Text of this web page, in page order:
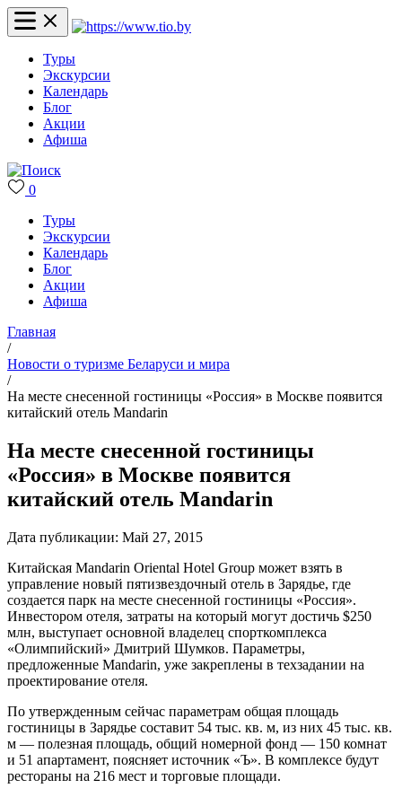
Туры
Экскурсии
Календарь
Блог
Акции
Афиша
0
Туры
Экскурсии
Календарь
Блог
Акции
Афиша
Главная
/
Новости о туризме Беларуси и мира
/
На месте снесенной гостиницы «Россия» в Москве появится
китайский отель Mandarin
На месте снесенной гостиницы
«Россия» в Москве появится
китайский отель Mandarin
Дата публикации: Май 27, 2015
Китайская Mandarin Oriental Hotel Group может взять в
управление новый пятизвездочный отель в Зарядье, где
создается парк на месте снесенной гостиницы «Россия».
Инвестором отеля, затраты на который могут достичь $250
млн, выступает основной владелец спорткомплекса
«Олимпийский» Дмитрий Шумков. Параметры,
предложенные Mandarin, уже закреплены в техзадании на
проектирование отеля.
По утвержденным сейчас параметрам общая площадь
гостиницы в Зарядье составит 54 тыс. кв. м, из них 45 тыс. кв.
м — полезная площадь, общий номерной фонд — 150 комнат
и 51 апартамент, поясняет источник «Ъ». В комплексе будут
рестораны на 216 мест и торговые площади.